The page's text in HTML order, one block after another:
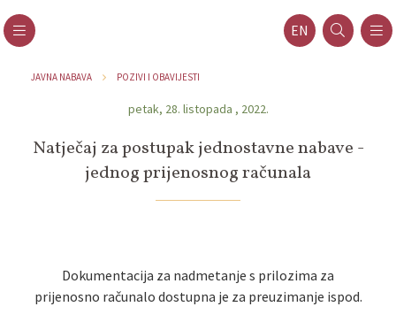
EN
JAVNA NABAVA POZIVI I OBAVIJESTI
petak, 28. listopada , 2022.
Natječaj za postupak jednostavne nabave -
jednog prijenosnog računala
Dokumentacija za nadmetanje s prilozima za
prijenosno računalo dostupna je za preuzimanje ispod.